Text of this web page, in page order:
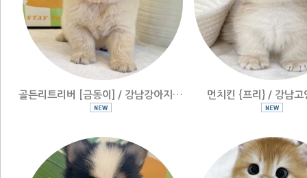
골든리트리버 [금동이] / 강남강아지분양 먼치킨 {프리} / 강남고